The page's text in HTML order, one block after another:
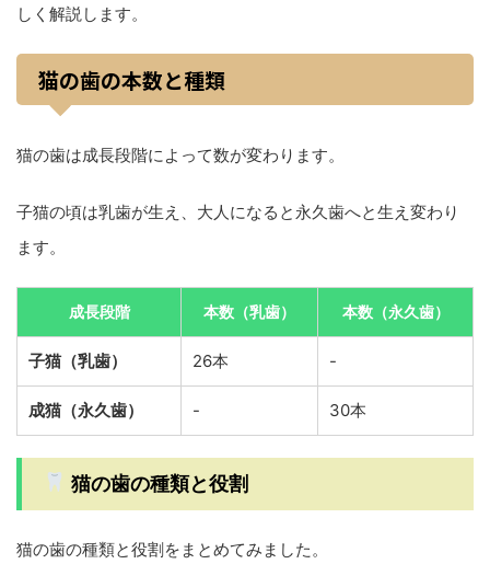
しく解説します。
猫の歯の本数と種類
猫の歯は成長段階によって数が変わります。
子猫の頃は乳歯が生え、大人になると永久歯へと生え変わり
ます。
成長段階 本数（乳歯） 本数（永久歯）
子猫（乳歯） 26本 -
成猫（永久歯） - 30本
猫の歯の種類と役割
猫の歯の種類と役割をまとめてみました。